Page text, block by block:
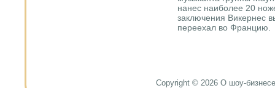
нанес наиболее 20
заключения Викернес
переехал во Францию.
Copyright © 2026 О шоу-